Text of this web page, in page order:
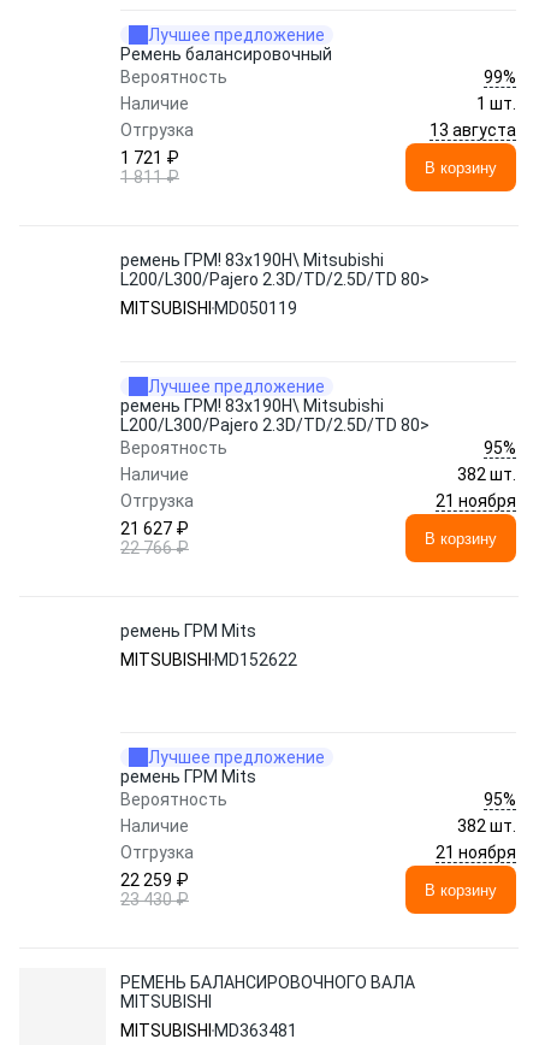
Лучшее предложение
Ремень балансировочный
Вероятность
99%
Наличие
1 шт.
Отгрузка
13 августа
1 721 ₽
1 811 ₽
В корзину
ремень ГРМ! 83x190H\ Mitsubishi
L200/L300/Pajero 2.3D/TD/2.5D/TD 80>
MITSUBISHI MD050119
Лучшее предложение
ремень ГРМ! 83x190H\ Mitsubishi
L200/L300/Pajero 2.3D/TD/2.5D/TD 80>
Вероятность
95%
Наличие
382 шт.
Отгрузка
21 ноября
21 627 ₽
22 766 ₽
В корзину
ремень ГРМ Mits
MITSUBISHI MD152622
Лучшее предложение
ремень ГРМ Mits
Вероятность
95%
Наличие
382 шт.
Отгрузка
21 ноября
22 259 ₽
23 430 ₽
В корзину
РЕМЕНЬ БАЛАНСИРОВОЧНОГО ВАЛА
MITSUBISHI
MITSUBISHI MD363481